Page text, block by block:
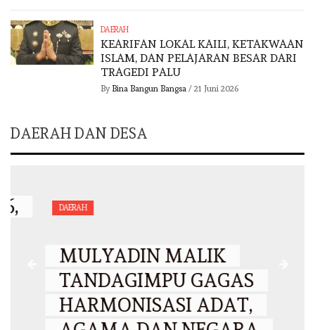
DAERAH
KEARIFAN LOKAL KAILI, KETAKWAAN
ISLAM, DAN PELAJARAN BESAR DARI
TRAGEDI PALU
By Bina Bangun Bangsa/ 21 Juni 2026
DAERAH DAN DESA
MULYADIN MALIK
TANDAGIMPU GAGAS
HARMONISASI ADAT,